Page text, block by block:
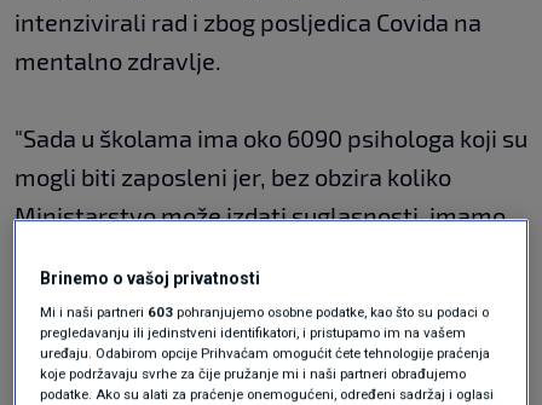
intenzivirali rad i zbog posljedica Covida na
mentalno zdravlje.
"Sada u školama ima oko 6090 psihologa koji su
mogli biti zaposleni jer, bez obzira koliko
Ministarstvo može izdati suglasnosti, imamo
principu ih nema", naveo je i dodao da je
zaposleno i oko 300 socijalnih pedagoga i
suradnika.
Brinemo o vašoj privatnosti
Mi i naši partneri 603 pohranjujemo osobne podatke, kao što su podaci o
pregledavanju ili jedinstveni identifikatori, i pristupamo im na vašem
uređaju. Odabirom opcije Prihvaćam omogućit ćete tehnologije praćenja
koje podržavaju svrhe za čije pružanje mi i naši partneri obrađujemo
podatke. Ako su alati za praćenje onemogućeni, određeni sadržaj i oglasi